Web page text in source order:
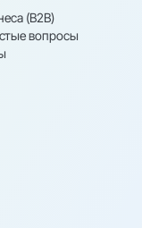
(B2B)
вопросы